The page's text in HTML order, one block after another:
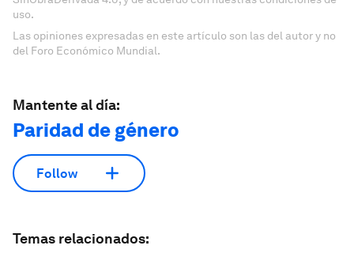
uso.
Las opiniones expresadas en este artículo son las del autor y no
del Foro Económico Mundial.
Mantente al día:
Paridad de género
Follow
Temas relacionados: